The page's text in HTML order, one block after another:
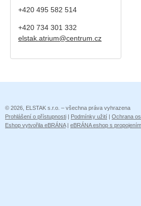
+420 495 582 514
+420 734 301 332
elstak.atrium@centrum.cz
© 2026, ELSTAK s.r.o. – všechna práva vyhrazena
Prohlášení o přístupnosti | Podmínky užití | Ochrana
Eshop vytvořila eBRÁNA| eBRÁNA eshop s